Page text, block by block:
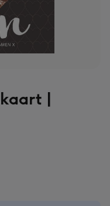
|